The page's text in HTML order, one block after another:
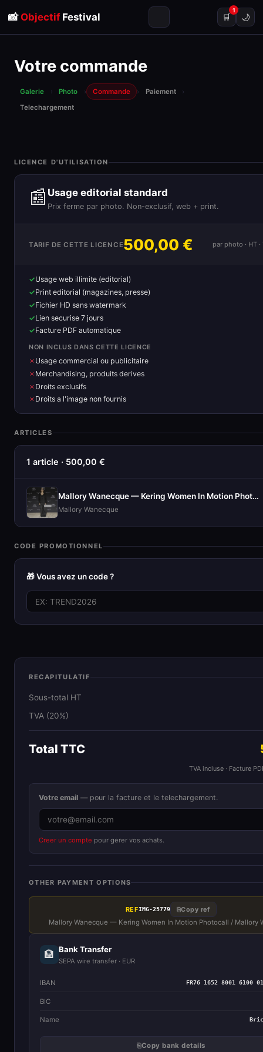
📸 ObjectifFestival 🛒
1
🌙
Votre commande
Galerie › Photo › Commande › Paiement
›
Telechargement
LICENCE D'UTILISATION
📰 Usage editorial standard
Prix ferme par photo. Non-exclusif, web + print.
TARIF DE CETTE LICENCE500,00 € par photo · HT
Usage web illimite (editorial)
Print editorial (magazines, presse)
Fichier HD sans watermark
Lien securise 7 jours
Facture PDF automatique
NON INCLUS DANS CETTE LICENCE
Usage commercial ou publicitaire
Merchandising, produits derives
Droits exclusifs
Droits a l'image non fournis
ARTICLES
1 article · 500,00 €
Mallory Wanecque — Kering Women In Motion Photocall
Mallory Wanecque
CODE PROMOTIONNEL
🎁 Vous avez un code ?
RECAPITULATIF
Sous-total HT
TVA (20%)
Total TTC
TVA incluse · Facture
Votre email — pour la facture et le telechargement.
Creer un compte pour gerer vos achats.
OTHER PAYMENT OPTIONS
REFIMG-25779 ⎘Copy ref
Mallory Wanecque — Kering Women In Motion Photocall / Mallory
🏦 Bank Transfer
SEPA wire transfer · EUR
IBAN FR76 1652 8001 6100
BIC
Name
⎘Copy bank details